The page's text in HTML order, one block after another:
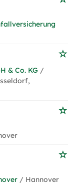
& Co. KG /
/ Hannover